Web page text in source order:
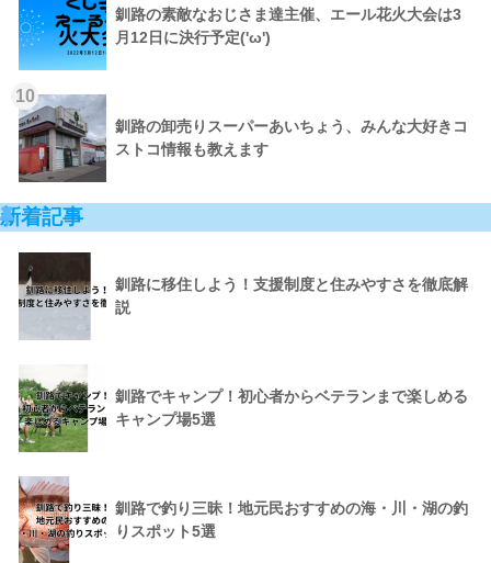
釧路の素敵なおじさま達主催、エール花火大会は3
月12日に決行予定('ω')
10
釧路の卸売りスーパーあいちょう、みんな大好きコ
ストコ情報も教えます
新着記事
釧路に移住しよう！支援制度と住みやすさを徹底解
説
釧路でキャンプ！初心者からベテランまで楽しめる
キャンプ場5選
釧路で釣り三昧！地元民おすすめの海・川・湖の釣
りスポット5選